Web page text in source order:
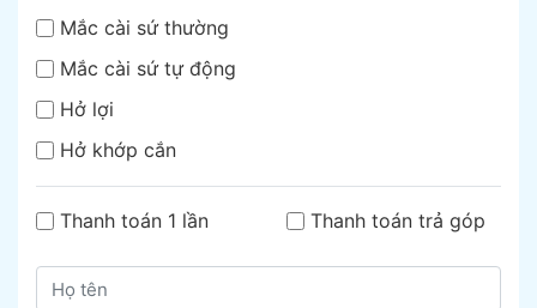
Mắc cài sứ thường
Mắc cài sứ tự động
Hở lợi
Hở khớp cắn
Thanh toán 1 lần Thanh toán trả góp